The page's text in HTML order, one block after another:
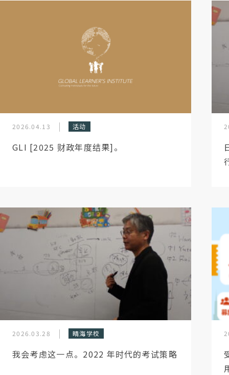
2026.04.13 活动
GLI [2025 财政年度结果]。
2026.03.28 晴海学校
我会考虑这一点。2022 年时代的考试策略